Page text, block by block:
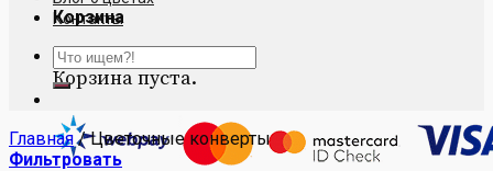
Корзина
Корзина пуста.
Контакты
Искать:
Главная /Цветочные конверты
Фильтровать